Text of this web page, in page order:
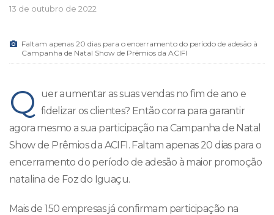
13 de outubro de 2022
Faltam apenas 20 dias para o encerramento do período de adesão à
Campanha de Natal Show de Prêmios da ACIFI
Q
uer aumentar as suas vendas no fim de ano e
fidelizar os clientes? Então corra para garantir
agora mesmo a sua participação na Campanha de Natal
Show de Prêmios da ACIFI. Faltam apenas 20 dias para o
encerramento do período de adesão à maior promoção
natalina de Foz do Iguaçu.
Mais de 150 empresas já confirmam participação na